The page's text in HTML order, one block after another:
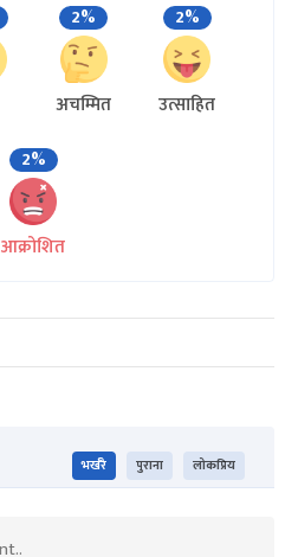
2%
अचम्मित
2%
उत्साहित
2%
आक्रोशित
भर्खरै पुराना लोकप्रिय